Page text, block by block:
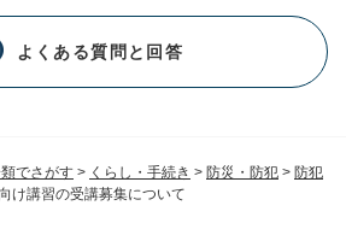
でさがす > くらし・手続き > 防災・防犯 > 防犯
け講習の受講募集について
よくある質問と回答